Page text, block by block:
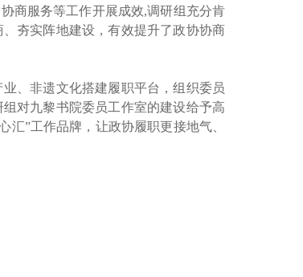
商服务等工作开展成效,调研组充分肯
夯实阵地建设，有效提升了政协协商
、非遗文化搭建履职平台，组织委员
对九黎书院委员工作室的建设给予高
”工作品牌，让政协履职更接地气、